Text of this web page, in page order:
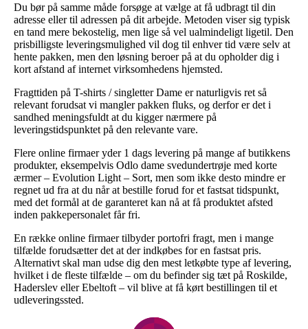
Du bør på samme måde forsøge at vælge at få udbragt til din
adresse eller til adressen på dit arbejde. Metoden viser sig typisk
en tand mere bekostelig, men lige så vel ualmindeligt ligetil. Den
prisbilligste leveringsmulighed vil dog til enhver tid være selv at
hente pakken, men den løsning beroer på at du opholder dig i
kort afstand af internet virksomhedens hjemsted.
Fragttiden på T-shirts / singletter Dame er naturligvis ret så
relevant forudsat vi mangler pakken fluks, og derfor er det i
sandhed meningsfuldt at du kigger nærmere på
leveringstidspunktet på den relevante vare.
Flere online firmaer yder 1 dags levering på mange af butikkens
produkter, eksempelvis Odlo dame svedundertrøje med korte
ærmer – Evolution Light – Sort, men som ikke desto mindre er
regnet ud fra at du når at bestille forud for et fastsat tidspunkt,
med det formål at de garanteret kan nå at få produktet afsted
inden pakkepersonalet får fri.
En række online firmaer tilbyder portofri fragt, men i mange
tilfælde forudsætter det at der indkøbes for en fastsat pris.
Alternativt skal man udse dig den mest letkøbte type af levering,
hvilket i de fleste tilfælde – om du befinder sig tæt på Roskilde,
Haderslev eller Ebeltoft – vil blive at få kørt bestillingen til et
udleveringssted.